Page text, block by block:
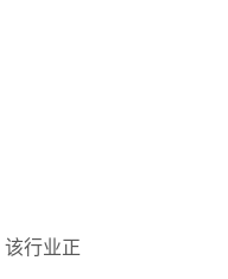
行业正